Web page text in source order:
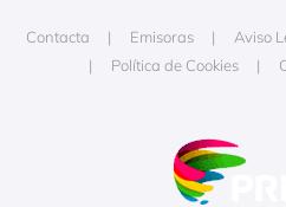
Contacta Emisoras Aviso
Política de Cookies